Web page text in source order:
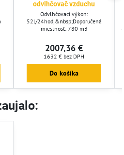
odvlhčovač vzduchu
Odvlhčovací výkon:
52l/24hod,&nbsp;Doporučená
miestnosť: 780 m3
2007,36 €
1632 € bez DPH
Do košíka